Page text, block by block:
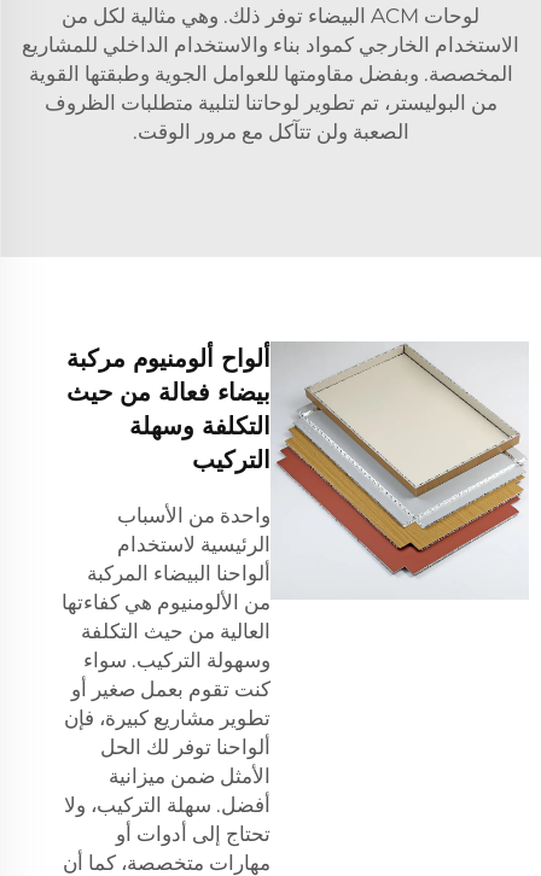
لوحات ACM البيضاء توفر ذلك. وهي مثالية لكل من
الاستخدام الخارجي كمواد بناء والاستخدام الداخلي للمشاريع
المخصصة. وبفضل مقاومتها للعوامل الجوية وطبقتها القوية
من البوليستر، تم تطوير لوحاتنا لتلبية متطلبات الظروف
الصعبة ولن تتآكل مع مرور الوقت.
ألواح ألومنيوم مركبة
بيضاء فعالة من حيث
التكلفة وسهلة
التركيب
واحدة من الأسباب
الرئيسية لاستخدام
ألواحنا البيضاء المركبة
من الألومنيوم هي كفاءتها
العالية من حيث التكلفة
وسهولة التركيب. سواء
كنت تقوم بعمل صغير أو
تطوير مشاريع كبيرة، فإن
ألواحنا توفر لك الحل
الأمثل ضمن ميزانية
أفضل. سهلة التركيب، ولا
تحتاج إلى أدوات أو
مهارات متخصصة، كما أن